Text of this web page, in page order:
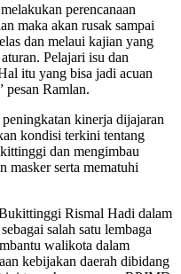
perencanaan
maka akan rusak sampai
dan melaui kajian yang
Pelajari isu dan
itu yang bisa jadi acuan
Ramlan.
kinerja dijajaran
kondisi terkini tentang
dan mengimbau
masker serta mematuhi
Rismal Hadi dalam
salah satu lembaga
walikota dalam
kebijakan daerah dibidang